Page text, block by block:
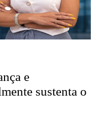
e
sustenta o